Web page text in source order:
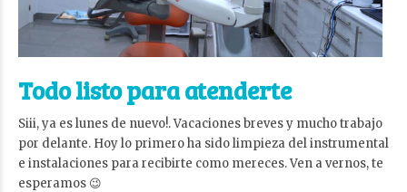
Todo listo para atenderte
Siii, ya es lunes de nuevo!. Vacaciones breves y mucho trabajo
por delante. Hoy lo primero ha sido limpieza del instrumental
e instalaciones para recibirte como mereces. Ven a vernos, te
esperamos 😉